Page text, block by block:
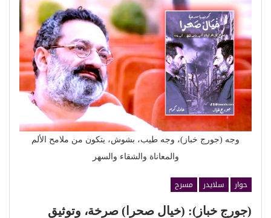
وجه (جورج خباز)، وجه طيب، بشوش، يتكون من ملامح الألم
والمعاناة والشقاء والسهر
حوار سلايدر
مسرح
(جورج خباز): (خيال صحرا) صرخة، وتوثيق